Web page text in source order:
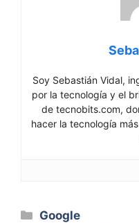
Soy Sebastián Vidal,
por la tecnología y el
de tecnobits.com,
hacer la tecnología
Categorías
Google